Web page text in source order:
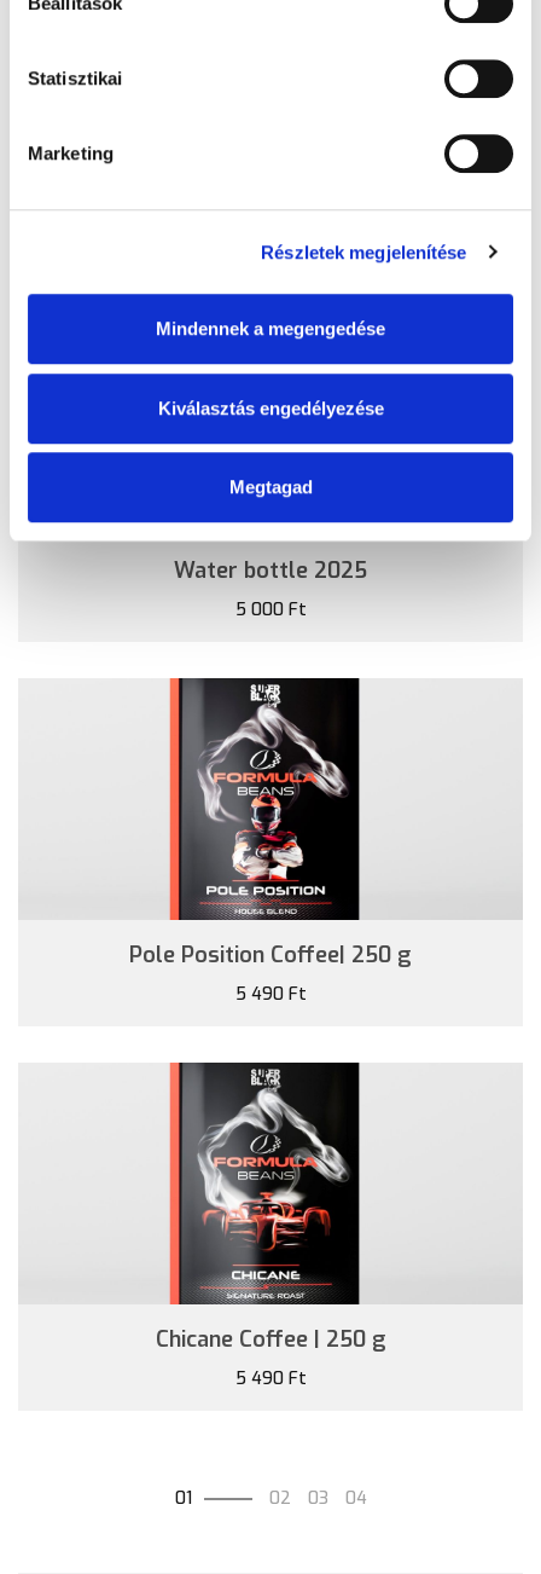
Statisztikai
Marketing
Részletek megjelenítése
Mindennek a megengedése
Kiválasztás engedélyezése
Megtagad
Water bottle 2025
5 000 Ft
Pole Position Coffee| 250 g
5 490 Ft
Chicane Coffee | 250 g
5 490 Ft
01 02 03 04